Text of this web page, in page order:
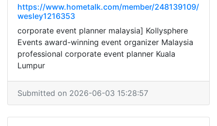
https://www.hometalk.com/member/248139109/
wesley1216353
corporate event planner malaysia] Kollysphere
Events award-winning event organizer Malaysia
professional corporate event planner Kuala
Lumpur
Submitted on 2026-06-03 15:28:57